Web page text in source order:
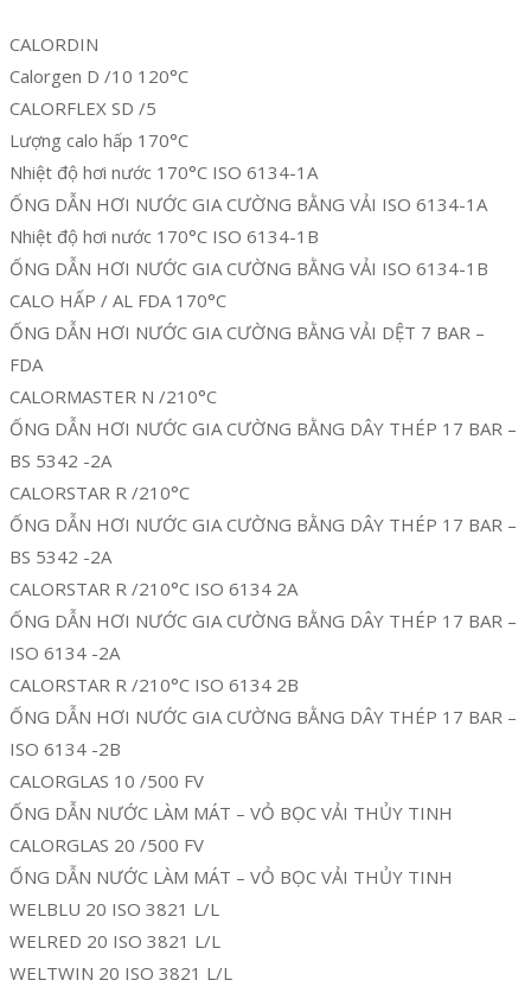
CALORDIN
Calorgen D /10 120°C
CALORFLEX SD /5
Lượng calo hấp 170°C
Nhiệt độ hơi nước 170°C ISO 6134-1A
ỐNG DẪN HƠI NƯỚC GIA CƯỜNG BẰNG VẢI ISO 6134-1A
Nhiệt độ hơi nước 170°C ISO 6134-1B
ỐNG DẪN HƠI NƯỚC GIA CƯỜNG BẰNG VẢI ISO 6134-1B
CALO HẤP / AL FDA 170°C
ỐNG DẪN HƠI NƯỚC GIA CƯỜNG BẰNG VẢI DỆT 7 BAR –
FDA
CALORMASTER N /210°C
ỐNG DẪN HƠI NƯỚC GIA CƯỜNG BẰNG DÂY THÉP 17 BAR –
BS 5342 -2A
CALORSTAR R /210°C
ỐNG DẪN HƠI NƯỚC GIA CƯỜNG BẰNG DÂY THÉP 17 BAR –
BS 5342 -2A
CALORSTAR R /210°C ISO 6134 2A
ỐNG DẪN HƠI NƯỚC GIA CƯỜNG BẰNG DÂY THÉP 17 BAR –
ISO 6134 -2A
CALORSTAR R /210°C ISO 6134 2B
ỐNG DẪN HƠI NƯỚC GIA CƯỜNG BẰNG DÂY THÉP 17 BAR –
ISO 6134 -2B
CALORGLAS 10 /500 FV
ỐNG DẪN NƯỚC LÀM MÁT – VỎ BỌC VẢI THỦY TINH
CALORGLAS 20 /500 FV
ỐNG DẪN NƯỚC LÀM MÁT – VỎ BỌC VẢI THỦY TINH
WELBLU 20 ISO 3821 L/L
WELRED 20 ISO 3821 L/L
WELTWIN 20 ISO 3821 L/L